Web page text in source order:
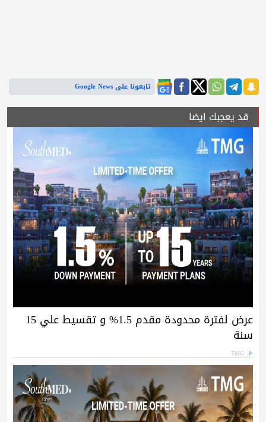
تابعونا على Google News
قد يعجبك ايضا
عرض لفترة محدودة مقدم 1.5% و تقسيط علي 15
سنة
TMG